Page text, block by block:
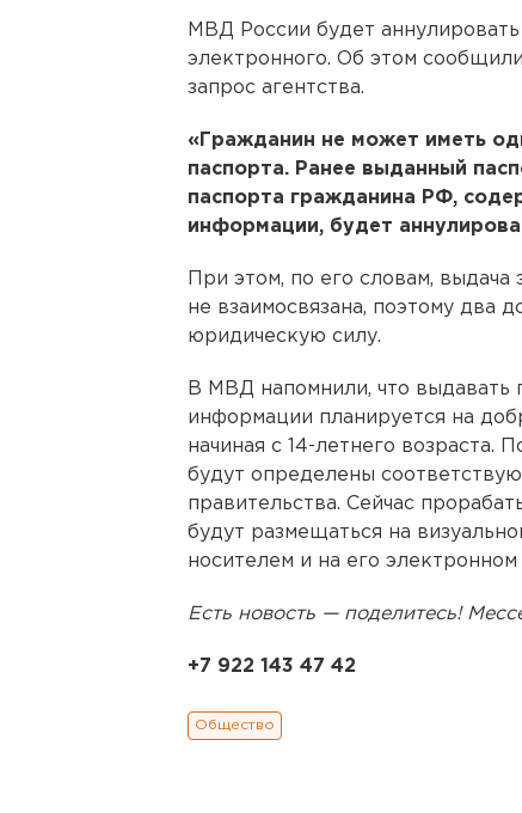
МВД России будет
электронного. Об этом
запрос агентства.
«Гражданин не может иметь
паспорта. Ранее выданный
паспорта гражданина РФ,
информации, будет
При этом, по его словам, выдача
не взаимосвязана, поэтому два
юридическую силу.
В МВД напомнили, что выдавать
информации планируется на
начиная с 14-летнего возраста.
будут определены
правительства. Сейчас
будут размещаться на
носителем и на его электронном
Есть новость — поделитесь!
+7 922 143 47 42
Общество